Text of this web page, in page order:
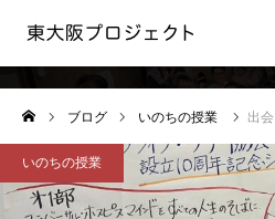
いのちの
ブログ いのちの授業 出会いがつ
いのちの授業
ログ
東大阪プロジェクトの想い
東大阪プロジェクトの活動